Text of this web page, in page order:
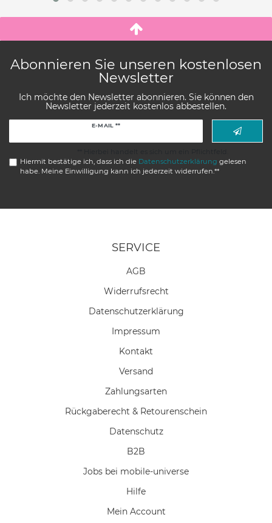
Abonnieren Sie unseren kostenlosen
Newsletter
Ich möchte den Newsletter abonnieren. Sie können den
Newsletter jederzeit kostenlos abbestellen.
E-MAIL **
Hiermit bestätige ich, dass ich die Daten­schutz­erklärung gelesen
habe. Meine Einwilligung kann ich jederzeit widerrufen.**
SERVICE
AGB
Widerrufs­recht
Daten­schutz­erklärung
Impressum
Kontakt
Versand
Zahlungsarten
Rückgaberecht & Retourenschein
Datenschutz
B2B
Jobs bei mobile-universe
Hilfe
Mein Account